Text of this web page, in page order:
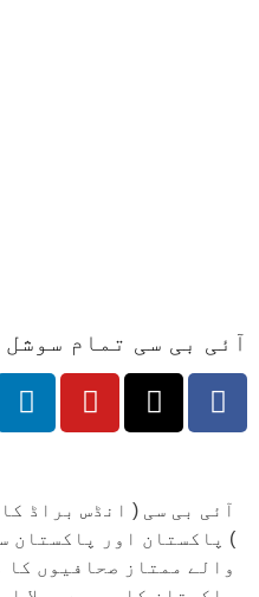
آئی بی سی تمام
آئی بی سی ( انڈس براڈ
) پاکستان اور پاکستان
والے ممتاز صحافیوں کا